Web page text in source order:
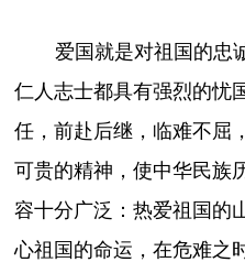
爱国就是对祖国的忠
仁人志士都具有强烈的忧
任，前赴后继，临难不屈
可贵的精神，使中华民族
容十分广泛：热爱祖国的
心祖国的命运，在危难之